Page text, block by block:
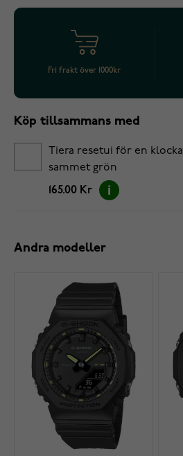
Fri frakt över 1000kr
Köp tillsammans med
Tiera resetui för en klocka
sammet grön
165.00 Kr
Andra modeller